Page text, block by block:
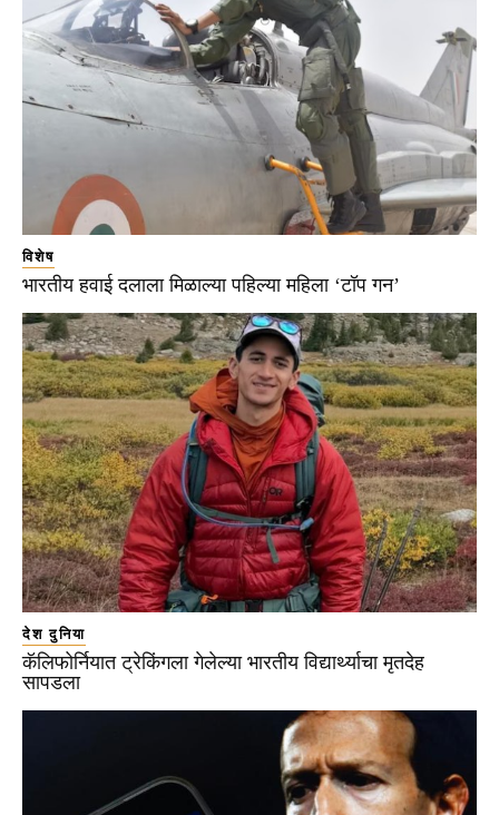
विशेष
भारतीय हवाई दलाला मिळाल्या पहिल्या महिला ‘टॉप गन’
देश दुनिया
कॅलिफोर्नियात ट्रेकिंगला गेलेल्या भारतीय विद्यार्थ्याचा मृतदेह
सापडला